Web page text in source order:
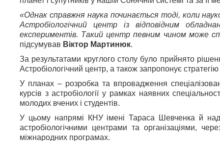
«Однак справжня наука починається тоді, коли
Астробіологічний центр із відповідним
експериментів. Такий центр певним чином може
підсумував Віктор Мартинюк.
За результатами круглого столу було прийнято
Астробіологічний центр, а також запропонує стратегію
У планах – розробка та впровадження
курсів з астробіології у рамках наявних
молодих вчених і студентів.
У цьому напрямі КНУ імені Тараса Шевченка й
астробіологічними центрами та організаціями,
міжнародних програмах.